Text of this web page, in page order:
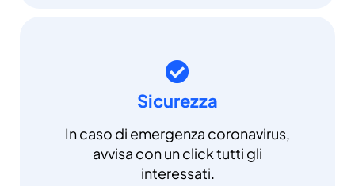
Sicurezza
In caso di emergenza coronavirus,
avvisa con un click tutti gli
interessati.